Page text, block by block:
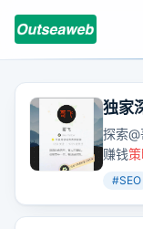
独家
揭秘
网打
探索
赚钱
权重
#SEO